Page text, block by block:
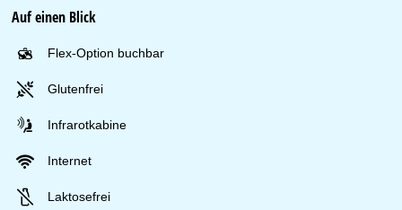
Auf einen Blick
Flex-Option buchbar
Glutenfrei
Infrarotkabine
Internet
Laktosefrei